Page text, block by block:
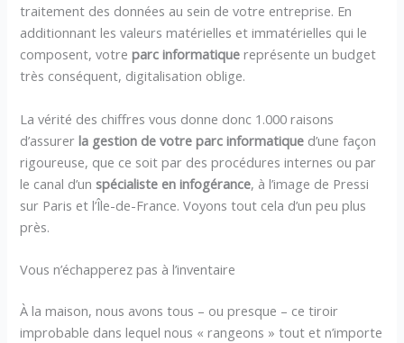
traitement des données au sein de votre entreprise. En
additionnant les valeurs matérielles et immatérielles qui le
composent, votreparc informatique représente un budget
très conséquent, digitalisation oblige.
La vérité des chiffres vous donne donc 1.000 raisons
d’assurerla gestion de votre parc informatique d’une façon
rigoureuse, que ce soit par des procédures internes ou par
le canal d’unspécialiste en infogérance, à l’image de Pressi
sur Paris et l’Île-de-France. Voyons tout cela d’un peu plus
près.
Vous n’échapperez pas à l’inventaire
À la maison, nous avons tous – ou presque – ce tiroir
improbable dans lequel nous « rangeons » tout et n’importe